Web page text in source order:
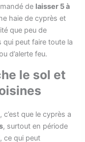
de laisser 5 à
haie de cyprès et
que peu de
peut faire toute la
d’alerte feu.
le sol et
c’est que le cyprès a
, surtout en période
ce qui peut